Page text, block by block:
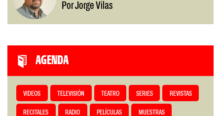
Por Jorge Vilas
AGENDA
VIDEOS TELEVISIÓN TEATRO SERIES REVISTAS
RECITALES RADIO PELÍCULAS MUESTRAS